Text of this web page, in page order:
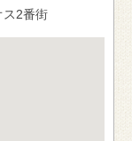
ス2番街